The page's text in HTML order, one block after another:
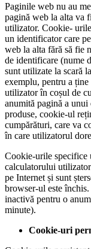
Paginile web nu au
pagină web la alta va
utilizator. Cookie-
un identificator care
web la alta fără să fie
de identificare (nume
sunt utilizate la scară
exemplu, pentru a ține
utilizator în coșul de
anumită pagină a unui
produse, cookie-ul
cumpărături, care va
în care utilizatorul
Cookie-urile specifice
calculatorului
pe Internet și sunt
browser-ul este
inactivă pentru o
minute).
Cookie-uri